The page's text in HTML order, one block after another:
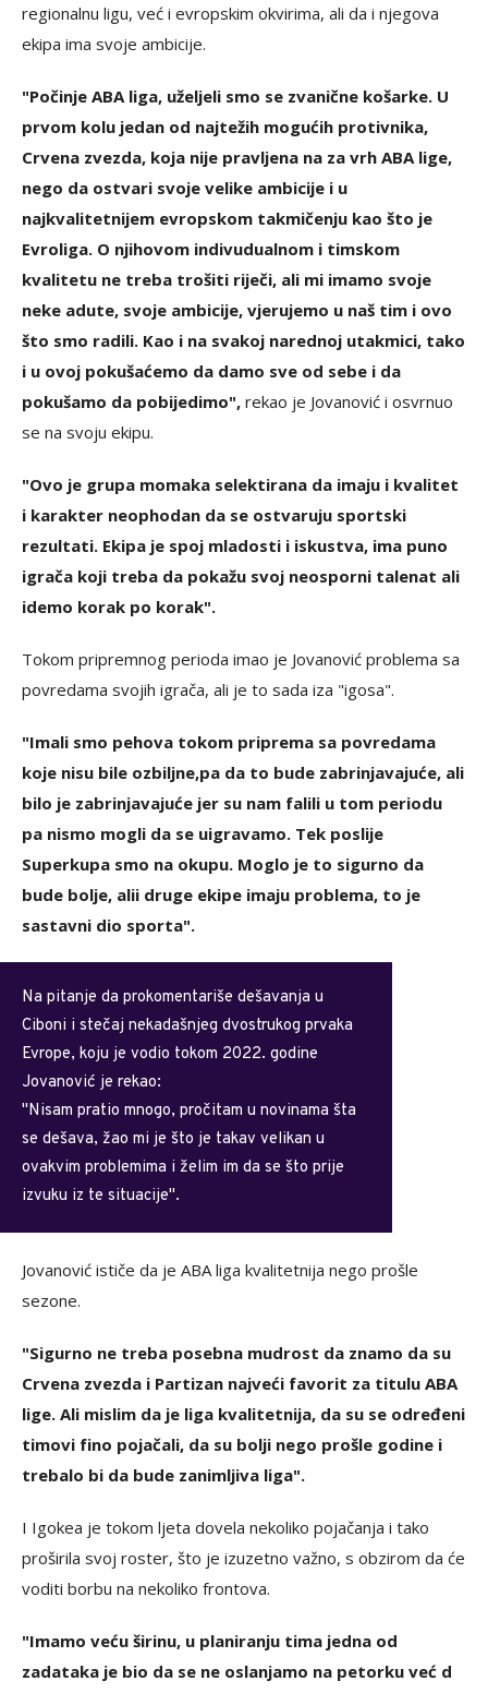
regionalnu ligu, već i evropskim okvirima, ali da i njegova
ekipa ima svoje ambicije.
"Počinje ABA liga, uželjeli smo se zvanične košarke. U
prvom kolu jedan od najtežih mogućih protivnika,
Crvena zvezda, koja nije pravljena na za vrh ABA lige,
nego da ostvari svoje velike ambicije i u
najkvalitetnijem evropskom takmičenju kao što je
Evroliga. O njihovom indivudualnom i timskom
kvalitetu ne treba trošiti riječi, ali mi imamo svoje
neke adute, svoje ambicije, vjerujemo u naš tim i ovo
što smo radili. Kao i na svakoj narednoj utakmici, tako
i u ovoj pokušaćemo da damo sve od sebe i da
pokušamo da pobijedimo", rekao je Jovanović i osvrnuo
se na svoju ekipu.
"Ovo je grupa momaka selektirana da imaju i kvalitet
i karakter neophodan da se ostvaruju sportski
rezultati. Ekipa je spoj mladosti i iskustva, ima puno
igrača koji treba da pokažu svoj neosporni talenat ali
idemo korak po korak".
Tokom pripremnog perioda imao je Jovanović problema sa
povredama svojih igrača, ali je to sada iza "igosa".
"Imali smo pehova tokom priprema sa povredama
koje nisu bile ozbiljne,pa da to bude zabrinjavajuće, ali
bilo je zabrinjavajuće jer su nam falili u tom periodu
pa nismo mogli da se uigravamo. Tek poslije
Superkupa smo na okupu. Moglo je to sigurno da
bude bolje, alii druge ekipe imaju problema, to je
sastavni dio sporta".
Na pitanje da prokomentariše dešavanja u
Ciboni i stečaj nekadašnjeg dvostrukog prvaka
Evrope, koju je vodio tokom 2022. godine
Jovanović je rekao:
"Nisam pratio mnogo, pročitam u novinama šta
se dešava, žao mi je što je takav velikan u
ovakvim problemima i želim im da se što prije
izvuku iz te situacije".
Jovanović ističe da je ABA liga kvalitetnija nego prošle
sezone.
"Sigurno ne treba posebna mudrost da znamo da su
Crvena zvezda i Partizan najveći favorit za titulu ABA
lige. Ali mislim da je liga kvalitetnija, da su se određeni
timovi fino pojačali, da su bolji nego prošle godine i
trebalo bi da bude zanimljiva liga".
I Igokea je tokom ljeta dovela nekoliko pojačanja i tako
proširila svoj roster, što je izuzetno važno, s obzirom da će
voditi borbu na nekoliko frontova.
"Imamo veću širinu, u planiranju tima jedna od
zadataka je bio da se ne oslanjamo na petorku već d